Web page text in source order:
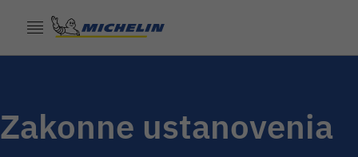
Zakonne ustanovenia